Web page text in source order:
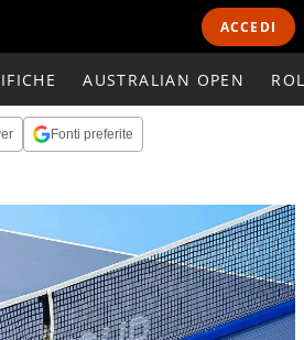
ACCEDI
AUSTRALIAN OPEN
Fonti preferite